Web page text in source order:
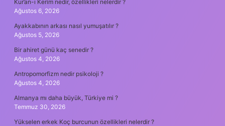
Kur’an-ı Kerim nedir, özellikleri nelerdir ?
Ağustos 6, 2026
Ayakkabının arkası nasıl yumuşatılır ?
Ağustos 5, 2026
Bir ahiret günü kaç senedir ?
Ağustos 4, 2026
Antropomorfizm nedir psikoloji ?
Ağustos 4, 2026
Almanya mı daha büyük, Türkiye mi ?
Temmuz 30, 2026
Yükselen erkek Koç burcunun özellikleri nelerdir ?